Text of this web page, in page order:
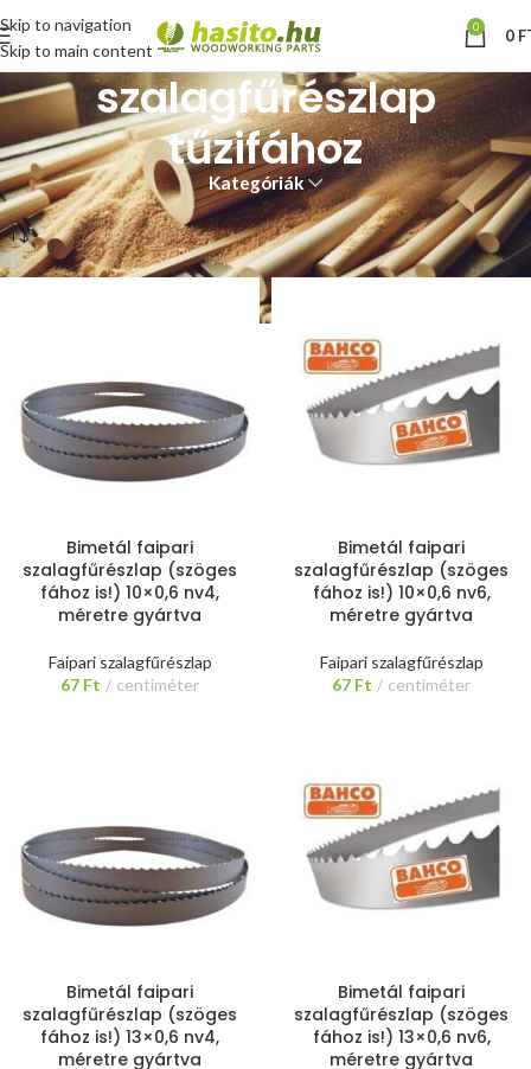
Skip to navigation
Skip to main content
0 0
szalagfűrészlap
tűzifához
Kategóriák
Kezdőlap “szalagfűrészlap tűzifához” címkével rendelkező termékek
Bimetál faipari
szalagfűrészlap (szöges
fához is!) 10×0,6 nv4,
méretre gyártva
Faipari szalagfűrészlap
67 Ft centiméter
Bimetál faipari
szalagfűrészlap (szöges
fához is!) 10×0,6 nv6,
méretre gyártva
Faipari szalagfűrészlap
67 Ft centiméter
Bimetál faipari
szalagfűrészlap (szöges
fához is!) 13×0,6 nv4,
méretre gyártva
Bimetál faipari
szalagfűrészlap (szöges
fához is!) 13×0,6 nv6,
méretre gyártva